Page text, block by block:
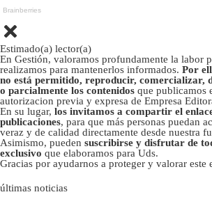
Estimado(a) lector(a)
En Gestión, valoramos profundamente la labor
realizamos para mantenerlos informados. Por
no está permitido, reproducir, comercializar,
o parcialmente los contenidos que publicamos
autorizacion previa y expresa de Empresa
En su lugar, los invitamos a compartir el
publicaciones, para que más personas puedan
veraz y de calidad directamente desde nuestra
Asimismo, pueden suscribirse y disfrutar de
exclusivo que elaboramos para Uds.
Gracias por ayudarnos a proteger y valorar este
últimas noticias